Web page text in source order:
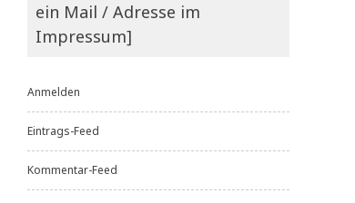
ein Mail / Adresse im
Impressum]
Anmelden
Eintrags-Feed
Kommentar-Feed